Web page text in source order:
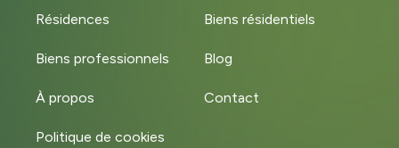
Résidences Biens résidentiels
Biens professionnels Blog
À propos Contact
Politique de cookies